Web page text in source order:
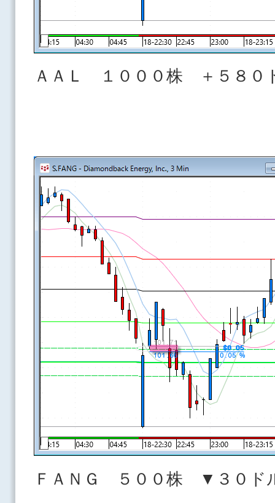
ＡＡＬ １０００株 ＋５８０
ＦＡＮＧ ５００株 ▼３０ド